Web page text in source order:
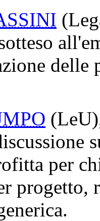
delle
(LeU)
per
progetto,